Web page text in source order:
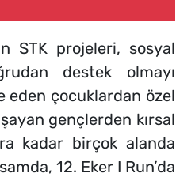
STK projeleri, sosyal
destek olmayı
eden çocuklardan özel
gençlerden kırsal
kadar birçok alanda
12. Eker I Run’da